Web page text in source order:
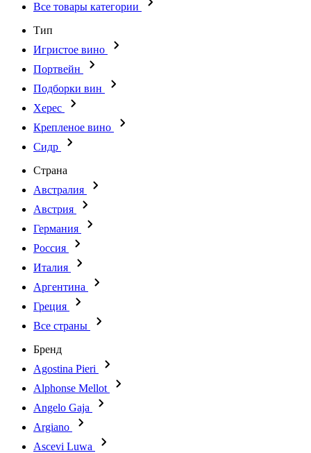
Все товары категории
Тип
Игристое вино
Портвейн
Подборки вин
Херес
Крепленое вино
Сидр
Страна
Австралия
Австрия
Германия
Россия
Италия
Аргентина
Греция
Все страны
Бренд
Agostina Pieri
Alphonse Mellot
Angelo Gaja
Argiano
Ascevi Luwa